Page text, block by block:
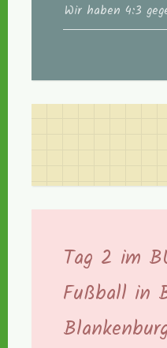
Wir haben 4:3
Tag 2 im
Fußball in